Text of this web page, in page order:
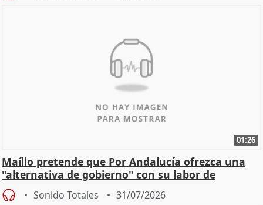
01:26
Maíllo pretende que Por Andalucía ofrezca una
"alternativa de gobierno" con su labor de
oposición
Sonido Totales 31/07/2026